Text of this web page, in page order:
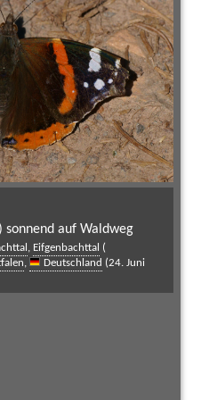
sonnend auf Waldweg
, Eifgenbachttal (
, Deutschland (24. Juni